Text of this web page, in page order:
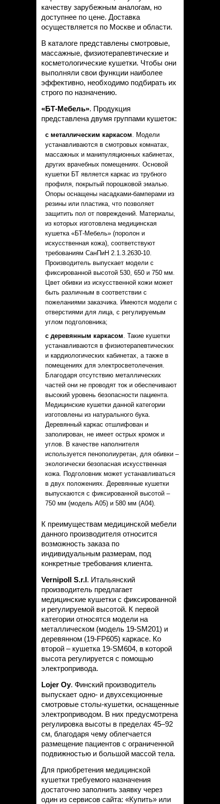
качеству зарубежным аналогам, но
доступнее по цене. Доставка
осуществляется по Москве и области.
В каталоге представлены смотровые,
массажные, физиотерапевтические и
косметологические кушетки. Чтобы они
выполняли свои функции наиболее
эффективно, необходимо подбирать их
строго по назначению.
«БТ-Мебель». Продукция
представлена двумя группами кушеток:
с металлическим каркасом. Модели
устанавливаются в смотровых комнатах,
массажных и манипуляционных кабинетах,
других врачебных помещениях. Основой
кушетки БТ является каркас из трубного
профиля, покрытый порошковой эмалью.
Опоры оснащены насадками-бамперами из
резины или пластика, что позволяет
защитить пол от повреждений. Материалы,
из которых изготовлена медицинская
кушетка «БТ-Мебель» (поролон и
искусственная кожа), соответствуют
требованиям СанПиН 2.1.3.2630-10.
Производитель выпускает модели с
фиксированной высотой 530, 650 и 750 мм.
Цвет обивки из искусственной кожи может
быть различным в соответствии с
пожеланиями заказчика. Имеются модели с
отверстиями для лица, с регулируемым
углом подголовника;
с деревянным каркасом. Такие кушетки
устанавливаются в физиотерапевтических
и кардиологических кабинетах, а также в
помещениях для электросветолечения.
Благодаря отсутствию металлических
частей они не проводят ток и обеспечивают
высокий уровень безопасности пациента.
Медицинские кушетки данной категории
изготовлены из натурального бука.
Деревянный каркас отшлифован и
заполирован, не имеет острых кромок и
углов. В качестве наполнителя
используется пенополиуретан, для обивки –
экологически безопасная искусственная
кожа. Подголовник может устанавливаться
в двух положениях. Деревянные кушетки
выпускаются с фиксированной высотой –
750 мм (модель А05) и 580 мм (А04).
К преимуществам медицинской мебели
данного производителя относится
возможность заказа по
индивидуальным размерам, под
конкретные требования клиента.
Vernipoll S.r.l. Итальянский
производитель предлагает
медицинские кушетки с фиксированной
и регулируемой высотой. К первой
категории относятся модели на
металлическом (модель 19-SM201) и
деревянном (19-FP605) каркасе. Ко
второй – кушетка 19-SM604, в которой
высота регулируется с помощью
электропривода.
Lojer Oy. Финский производитель
выпускает одно- и двухсекционные
смотровые столы-кушетки, оснащенные
электроприводом. В них предусмотрена
регулировка высоты в пределах 45–92
см, благодаря чему облегчается
размещение пациентов с ограниченной
подвижностью и большой массой тела.
Для приобретения медицинской
кушетки требуемого назначения
достаточно заполнить заявку через
один из сервисов сайта: «Купить» или